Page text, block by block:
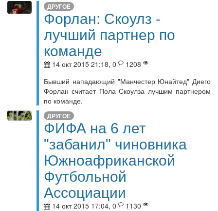
ДРУГОЕ
Форлан: Скоулз -
лучший партнер по
команде
14 окт 2015 21:18, 0
1208
Бывший нападающий "Манчестер Юнайтед" Диего
Форлан считает Пола Скоулза лучшим партнером
по команде.
ДРУГОЕ
ФИФА на 6 лет
"забанил" чиновника
Южноафриканской
Футбольной
Ассоциации
14 окт 2015 17:04, 0
1130